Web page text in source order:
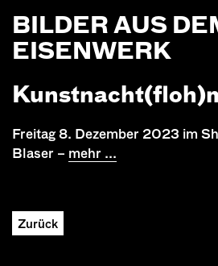
BILDER AUS
EISENWERK
Freitag 8. Dezember 2023 im
Blaser – mehr ...
Zurück